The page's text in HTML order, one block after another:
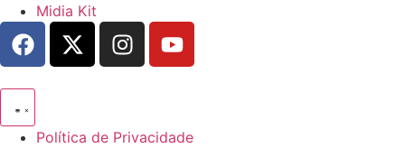
Midia Kit
Política de Privacidade